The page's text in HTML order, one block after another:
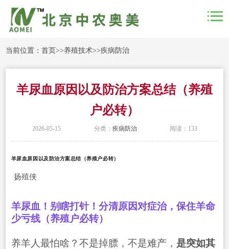
当前位置：首页>>养殖技术>>疾病防治
羊尿血原因以及防治方案总结（养殖
户必转）
2026-05-15 分类： 疾病防治 阅读：133
羊尿血原因以及防治方案总结（养殖户必转）
扬殖侠
羊尿血！别瞎打针！分清原因对症治，保住羊命
少亏线（养殖户必转）
养羊人最怕啥？不是掉膘，不是难产， 是突如其